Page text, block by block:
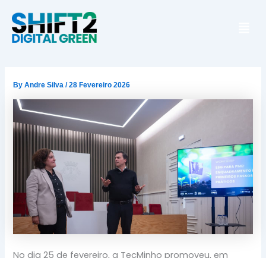
content
ByAndre Silva/28 Fevereiro 2026
No dia 25 de fevereiro, a TecMinho promoveu, em